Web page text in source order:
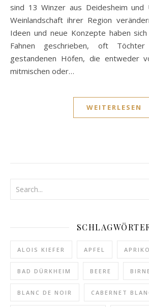
sind 13 Winzer aus Deidesheim und
Weinlandschaft ihrer Region
Ideen und neue Konzepte haben
Fahnen geschrieben, oft
gestandenen Höfen, die entweder
mitmischen oder…
WEITERLESEN
ALOIS KIEFER APFEL
BAD DÜRKHEIM BEERE BIRNE
BLANC DE NOIR CABERNET